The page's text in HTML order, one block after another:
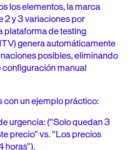
los elementos, la marca
2 y 3 variaciones por
plataforma de testing
genera automáticamente
posibles, eliminando
manual
con un ejemplo práctico:
urgencia: (“Solo quedan 3
precio” vs. “Los precios
horas”).